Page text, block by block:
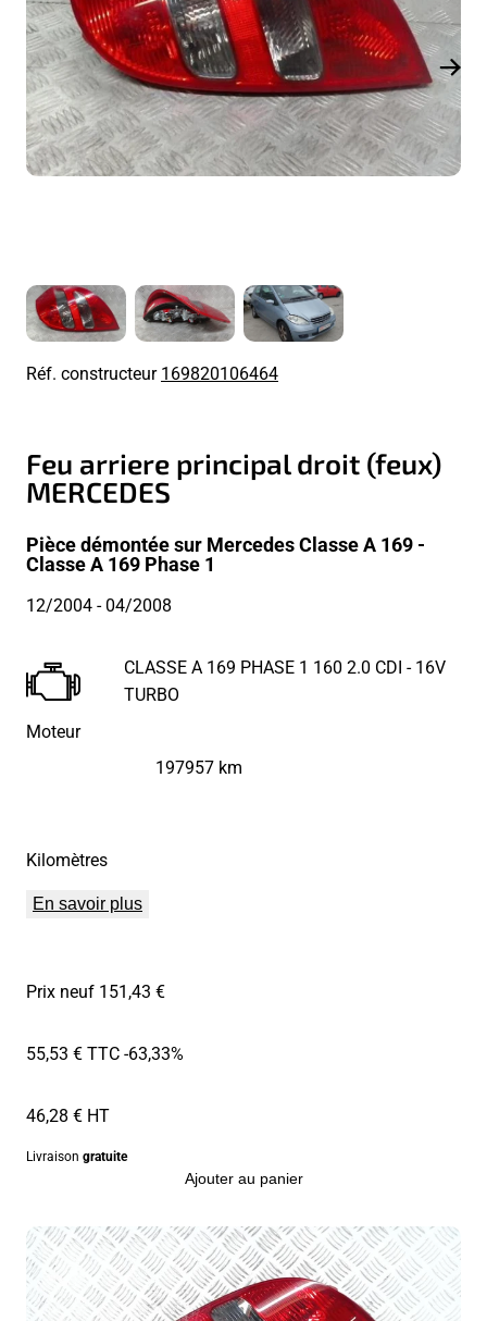
Réf. constructeur169820106464
Feu arriere principal droit (feux)
MERCEDES
Pièce démontée sur Mercedes Classe A 169 -
Classe A 169 Phase 1
12/2004- 04/2008
Moteur
CLASSE A 169 PHASE 1 160 2.0 CDI - 16V
TURBO
Kilomètres
197957 km
En savoir plus
Prix neuf 151,43 €
55,53 € TTC-63,33%
46,28 € HT
Livraison gratuite
Ajouter au panier